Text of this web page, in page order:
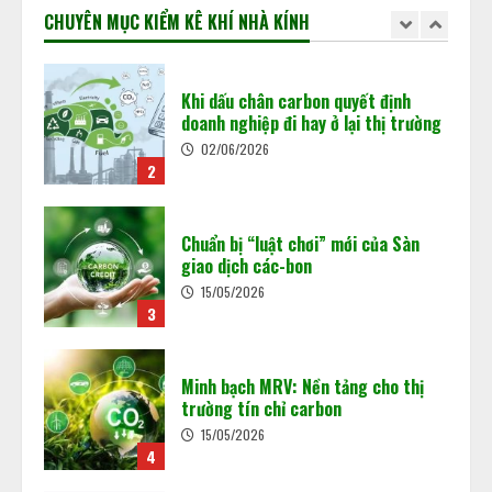
CHUYÊN MỤC KIỂM KÊ KHÍ NHÀ KÍNH
2
02/06/2026
3
Chuẩn bị “luật chơi” mới của Sàn
giao dịch các-bon
15/05/2026
4
Minh bạch MRV: Nền tảng cho thị
trường tín chỉ carbon
15/05/2026
5
Thị trường Các-bon: Cơ hội và tiềm
năng
08/05/2026
02/06/2026
3
02/06/2026
4
18/05/2026
5
Việt Nam
18/05/2026